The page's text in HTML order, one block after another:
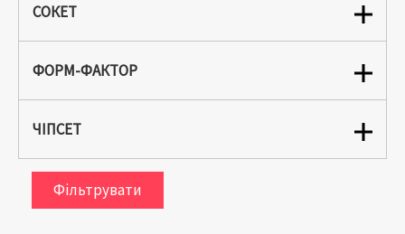
СОКЕТ
ФОРМ-ФАКТОР
ЧІПСЕТ
Фільтрувати